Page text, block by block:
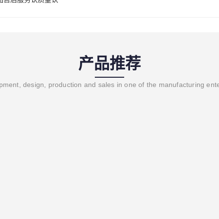
产品推荐
design, production and sales in one of the manufacturing